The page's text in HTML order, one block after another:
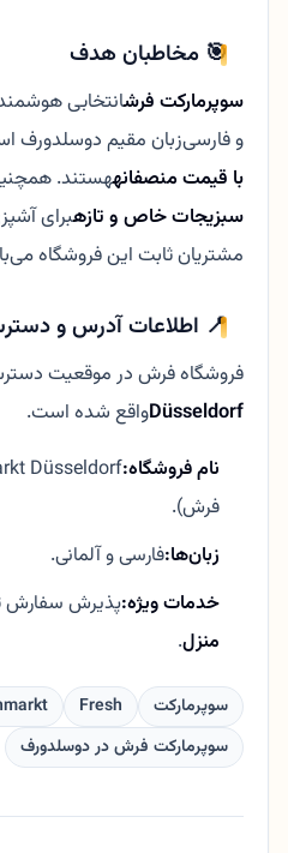
🎯 مخاطبان هدف
سوپرمارکت فرشانتخابی
و فارسی‌زبان مقیم دوسلدورف
با قیمت منصفانههستند.
سبزیجات خاص و تازهبرای
مشتریان ثابت این فروشگاه
📍 اطلاعات آدرس و
فروشگاه فرش در موقعیت
Düsseldorfواقع شده است.
نام فروشگاه:
فرش).
زبان‌ها:فارسی و آلمانی.
خدمات ویژه:پذیرش سفارش
منزل.
سوپرمارکت Fresh
سوپرمارکت فرش در دوسلدورف